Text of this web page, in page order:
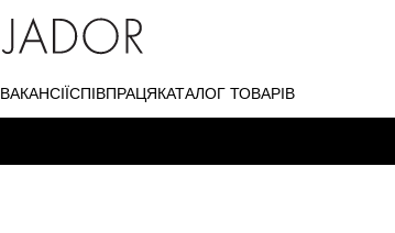
ВАКАНСІЇСПІВПРАЦЯКАТАЛОГ ТОВАРІВ